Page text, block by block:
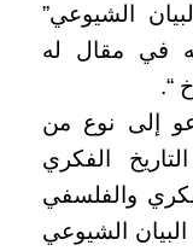
الشيوعي”
في مقال له
“.
إلى نوع من
الفكري
والفلسفي
الشيوعي